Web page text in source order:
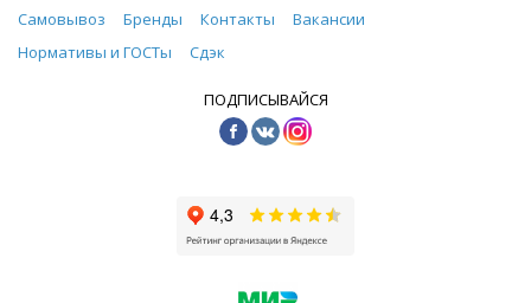
Самовывоз
Бренды Контакты
Вакансии
Нормативы и ГОСТы
Сдэк
ПОДПИСЫВАЙСЯ